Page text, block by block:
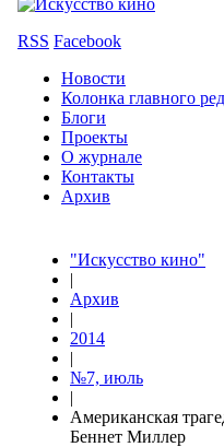
RSS Facebook
Новости
Колонка главного
Блоги
Проекты
О журнале
Контакты
Архив
"Искусство кино"
|
Архив
|
2014
|
№7, июль
|
Американская
Беннет Миллер